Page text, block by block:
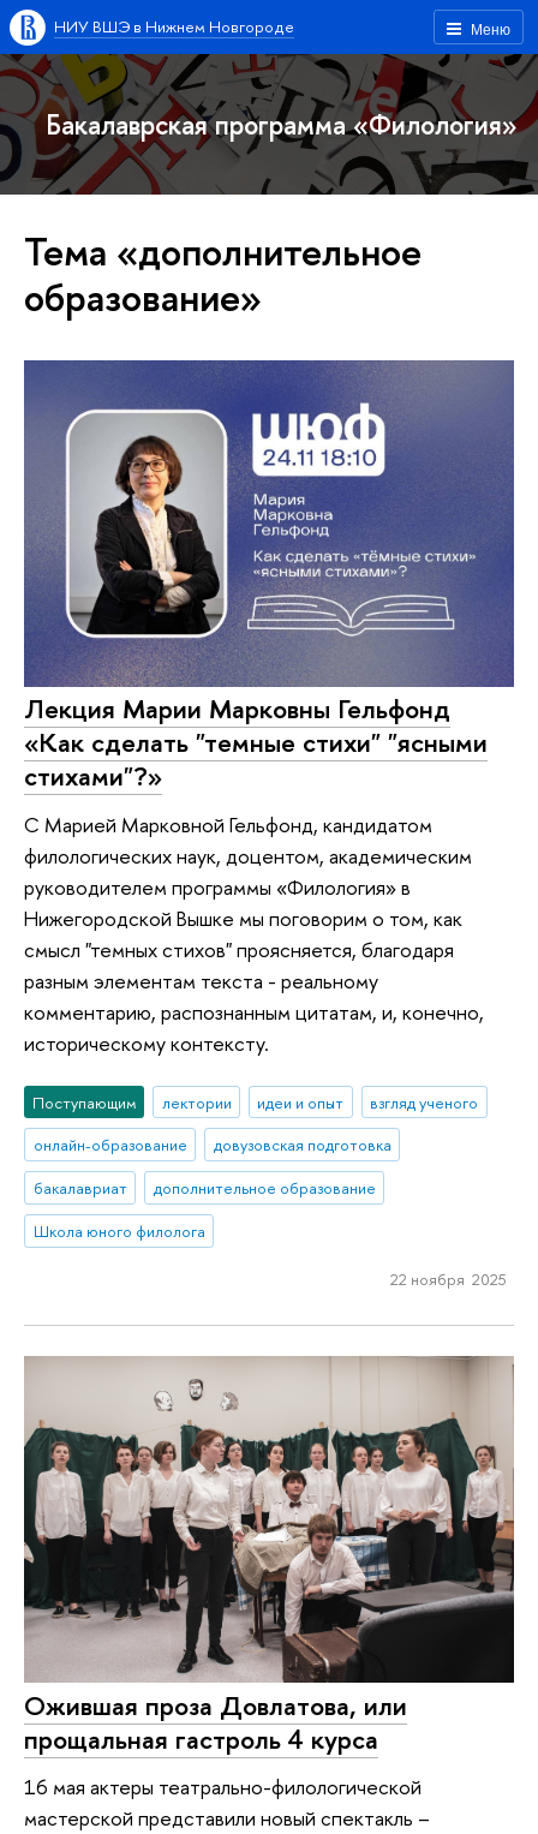
Меню
НИУ ВШЭ в Нижнем Новгороде
Бакалаврская программа «Филология»
Тема «дополнительное
образование»
Лекция Марии Марковны Гельфонд
«Как сделать "темные стихи" "ясными
стихами"?»
С Марией Марковной Гельфонд, кандидатом
филологических наук, доцентом, академическим
руководителем программы «Филология» в
Нижегородской Вышке мы поговорим о том, как
смысл "темных стихов" проясняется, благодаря
разным элементам текста - реальному
комментарию, распознанным цитатам, и, конечно,
историческому контексту.
Поступающим лектории идеи и опыт
взгляд ученого
онлайн-образование
довузовская подготовка
бакалавриат
дополнительное образование
Школа юного филолога
22 ноября 2025
Ожившая проза Довлатова, или
прощальная гастроль 4 курса
16 мая актеры театрально-филологической
мастерской представили новый спектакль –